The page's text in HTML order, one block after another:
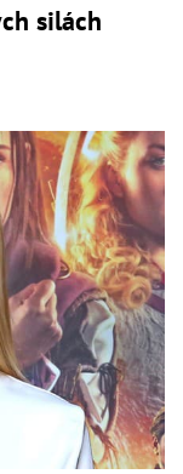
silách